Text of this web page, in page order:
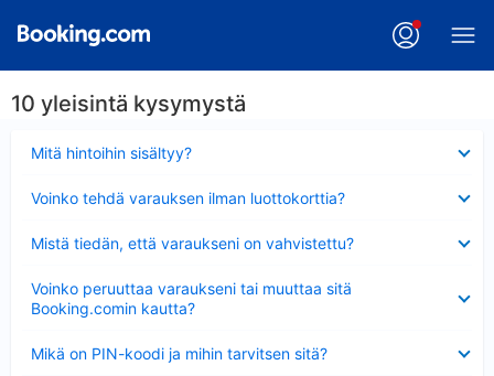
10 yleisintä kysymystä
Mitä hintoihin sisältyy?
Voinko tehdä varauksen ilman luottokorttia?
Mistä tiedän, että varaukseni on vahvistettu?
Voinko peruuttaa varaukseni tai muuttaa sitä
Booking.comin kautta?
Mikä on PIN-koodi ja mihin tarvitsen sitä?